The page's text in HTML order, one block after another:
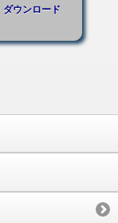
ダウンロード